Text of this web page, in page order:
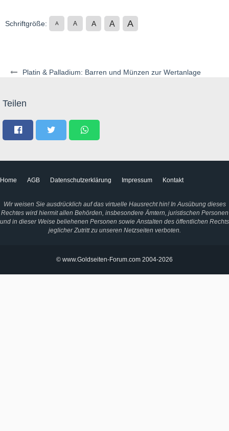
Platin & Palladium: Barren und Münzen zur Wertanlage
Schriftgröße: A A A A A
Teilen
Home AGB Datenschutzerklärung Impressum Kontakt
Wir weisen Sie ausdrücklich auf das virtuelle Hausrecht hin! In Ausübung dieses
Rechtes wird hiermit allen Behörden, insbesondere Ämtern, juristischen Personen
und in dieser Weise beliehenen Personen sowie Anstalten des öffentlichen Rechts
jeglicher Zutritt zu unseren Netzseiten verboten.
© www.Goldseiten-Forum.com 2004-2026